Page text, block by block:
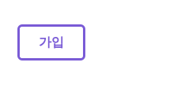
가입